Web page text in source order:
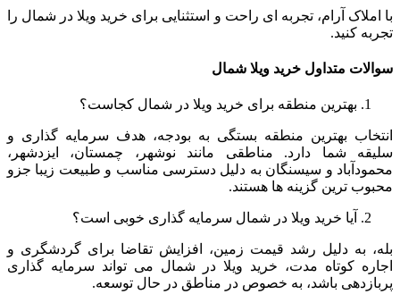
با املاک آرام، تجربه ای راحت و استثنایی برای خرید ویلا در شمال را
تجربه کنید.
سوالات متداول خرید ویلا شمال
بهترین منطقه برای خرید ویلا در شمال کجاست؟
انتخاب بهترین منطقه بستگی به بودجه، هدف سرمایه گذاری و
سلیقه شما دارد. مناطقی مانند نوشهر، چمستان، ایزدشهر،
محمودآباد و سیسنگان به دلیل دسترسی مناسب و طبیعت زیبا جزو
محبوب ترین گزینه ها هستند.
آیا خرید ویلا در شمال سرمایه گذاری خوبی است؟
بله، به دلیل رشد قیمت زمین، افزایش تقاضا برای گردشگری و
اجاره کوتاه مدت، خرید ویلا در شمال می تواند سرمایه گذاری
پربازدهی باشد، به خصوص در مناطق در حال توسعه.